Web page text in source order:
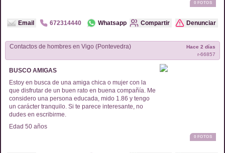
0 FOTOS
Email 672314440 Whatsapp Compartir Denunciar
Contactos de hombres en Vigo (Pontevedra)
r-66857
Hace 2 días
BUSCO AMIGAS
Estoy en busca de una amiga chica o mujer con la
que disfrutar de un buen rato en buena compañía. Me
considero una persona educada, mido 1.86 y tengo
un carácter tranquilo. Si te parece interesante, no
dudes en escribirme.
Edad 50 años
0 FOTOS